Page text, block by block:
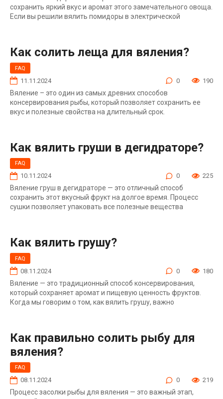
сохранить яркий вкус и аромат этого замечательного овоща.
Если вы решили вялить помидоры в электрической
Как солить леща для вяления?
FAQ
11.11.2024 0 190
Вяление – это один из самых древних способов
консервирования рыбы, который позволяет сохранить ее
вкус и полезные свойства на длительный срок.
Как вялить груши в дегидраторе?
FAQ
10.11.2024 0 225
Вяление груш в дегидраторе — это отличный способ
сохранить этот вкусный фрукт на долгое время. Процесс
сушки позволяет упаковать все полезные вещества
Как вялить грушу?
FAQ
08.11.2024 0 180
Вяление — это традиционный способ консервирования,
который сохраняет аромат и пищевую ценность фруктов.
Когда мы говорим о том, как вялить грушу, важно
Как правильно солить рыбу для
вяления?
FAQ
08.11.2024 0 219
Процесс засолки рыбы для вяления — это важный этап,